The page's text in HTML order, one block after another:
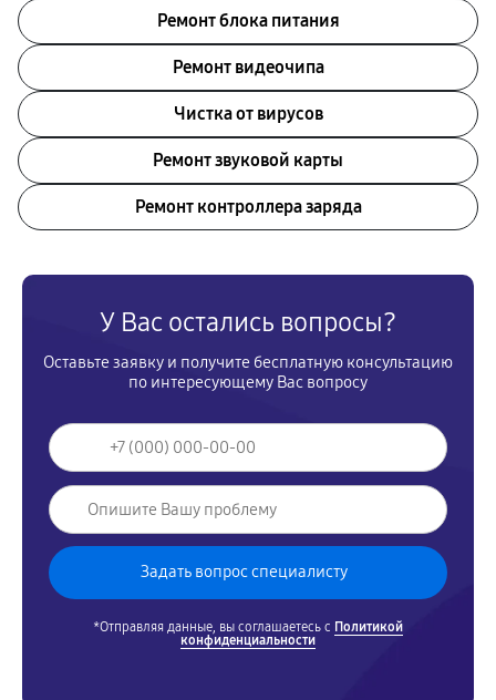
Ремонт блока питания
Ремонт видеочипа
Чистка от вирусов
Ремонт звуковой карты
Ремонт контроллера заряда
У Вас остались вопросы?
Оставьте заявку и получите бесплатную консультацию
по интересующему Вас вопросу
*Отправляя данные, вы соглашаетесь с Политикой
конфиденциальности